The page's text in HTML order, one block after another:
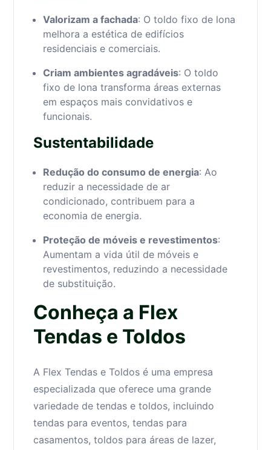
Valorizam a fachada: O toldo fixo de lona
melhora a estética de edifícios
residenciais e comerciais.
Criam ambientes agradáveis: O toldo
fixo de lona transforma áreas externas
em espaços mais convidativos e
funcionais.
Sustentabilidade
Redução do consumo de energia: Ao
reduzir a necessidade de ar
condicionado, contribuem para a
economia de energia.
Proteção de móveis e revestimentos:
Aumentam a vida útil de móveis e
revestimentos, reduzindo a necessidade
de substituição.
Conheça a Flex
Tendas e Toldos
A Flex Tendas e Toldos é uma empresa
especializada que oferece uma grande
variedade de tendas e toldos, incluindo
tendas para eventos, tendas para
casamentos, toldos para áreas de lazer,